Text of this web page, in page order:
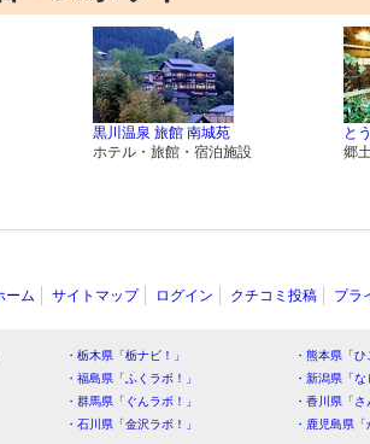
黒川温泉 旅館 南城苑
ホテル・旅館・宿泊施設
と
郷
ーム サイトマップ ログイン クチコミ投稿 プラ
・栃木県「栃ナビ！」
・熊本県「
・福島県「ふくラボ！」
・新潟県「
・群馬県「ぐんラボ！」
・香川県「
・石川県「金沢ラボ！」
・鹿児島県